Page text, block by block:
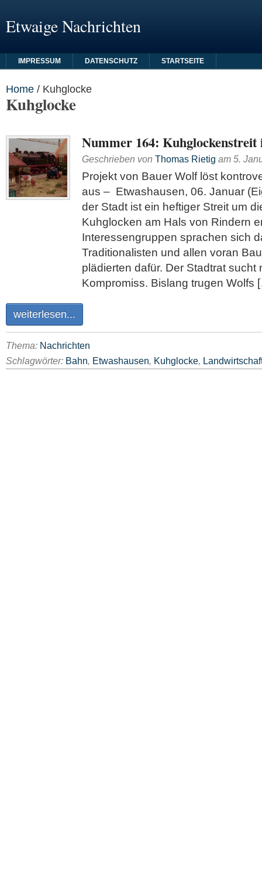
Etwaige Nachrichten
IMPRESSUM DATENSCHUTZ STARTSEITE
Home / Kuhglocke
Kuhglocke
Nummer 164: Kuhglockenstreit
Geschrieben von Thomas Rietig am 5.
Projekt von Bauer Wolf löst
aus – Etwashausen, 06. Januar
der Stadt ist ein heftiger Streit um
Kuhglocken am Hals von Rindern
Interessengruppen sprachen sich
Traditionalisten und allen voran
plädierten dafür. Der Stadtrat sucht
Kompromiss. Bislang trugen Wolfs
weiterlesen...
Thema: Nachrichten
Schlagwörter: Bahn, Etwashausen, Kuhglocke,